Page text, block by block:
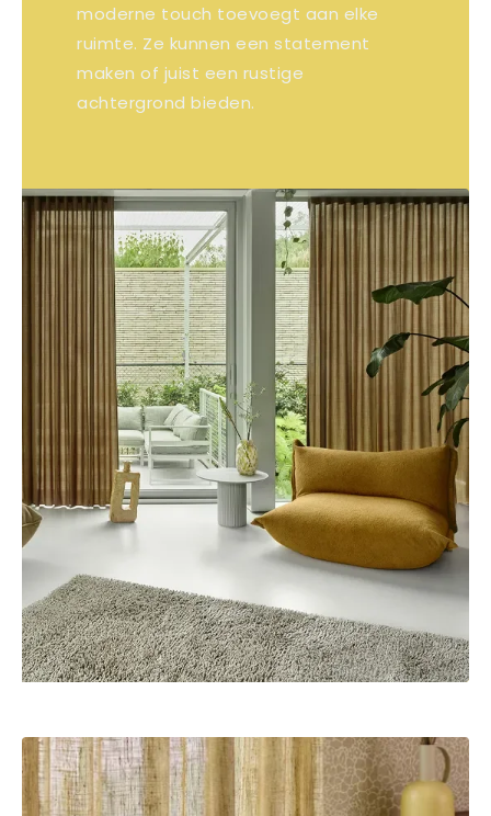
moderne touch toevoegt aan elke
ruimte. Ze kunnen een statement
maken of juist een rustige
achtergrond bieden.